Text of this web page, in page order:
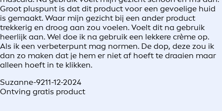
Groot pluspunt is dat dit product voor een gevoelige huid
is gemaakt. Waar mijn gezicht bij een ander product
trekkerig en droog aan zou voelen. Voelt dit na gebruik
heerlijk aan. Wel doe ik na gebruik een lekkere crème op.
Als ik een verbeterpunt mag normen. De dop, deze zou ik
dan zo maken dat je hem er niet af hoeft te draaien maar
alleen hoeft in te klikken.
Suzanne-9211-12-2024
Ontving gratis product